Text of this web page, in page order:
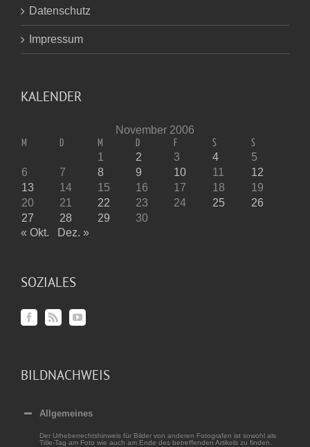
Datenschutz
Impressum
KALENDER
November 2006
M D M D F S S
1 2 3 4
5
6
7 8 9 10 11
12
13
14 15 16 17 18
19
20
21 22 23 24 25
26
27
28 29
30
« Okt.
Dez. »
SOZIALES
BILDNACHWEIS
Allgemeines
Der Urheberrechtshinweis für Bilder von anderen Fotografen ist sowohl als
Title-Tag am Foto wie auch am Ende des betreffenden Artikels zu finden.